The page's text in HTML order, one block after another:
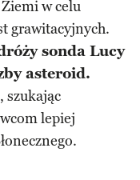
w celu
grawitacyjnych.
sonda Lucy
asteroid.
szukając
lepiej